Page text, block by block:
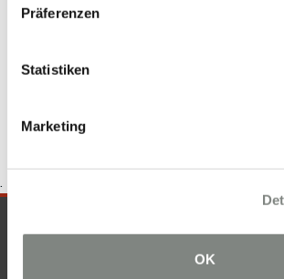
Präferenzen
Statistiken
Marketing
OK
Einfamilienhäuser Wilhelmsfeld
Wohnung
Wilhelmsfeld
.
SICHERHEIT &